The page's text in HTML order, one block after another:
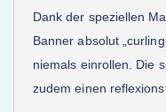
Dank der speziellen
Banner absolut
niemals einrollen. Die
zudem einen